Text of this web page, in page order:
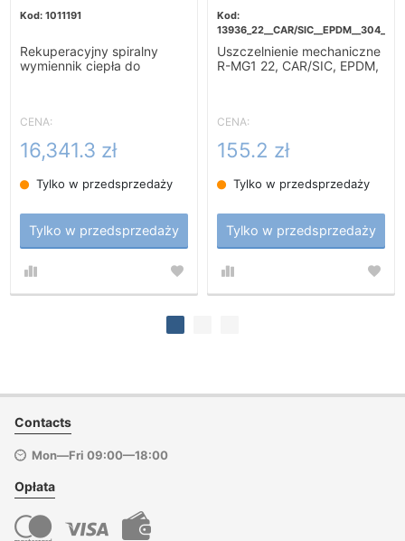
1011191
Rekuperacyjny spiralny
wymiennik ciepła do
CENA:
16,341.3 zł
Tylko w przedsprzedaży
Tylko w przedsprzedaży
13936_22__CAR/
Uszczelnienie mechaniczne
R-MG1 22, CAR/SIC, EPDM,
CENA:
155.2 zł
Tylko w przedsprzedaży
Tylko w przedsprzedaży
Contacts
Mon—Fri 09:00—18:00
Opłata